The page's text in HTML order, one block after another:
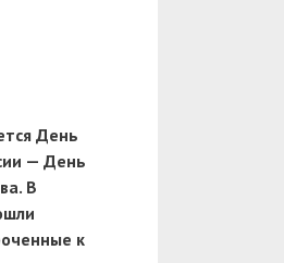
День
— День
В
к